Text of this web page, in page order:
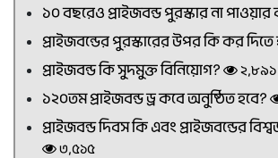
১০ বছরেও প্রাইজবন্ড পুরস্কার না পাওয়ার
প্রাইজবন্ডের পুরস্কারের উপর কি কর
প্রাইজবন্ড কি সুদমুক্ত বিনিয়োগ? ২,৮৯১
১২০তম প্রাইজবন্ড ড্র কবে অনুষ্ঠিত হবে?
প্রাইজবন্ড দিবস কি এবং প্রাইজবন্ডের
৩,৫১৫